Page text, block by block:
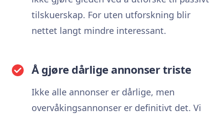
tilskuerskap. For uten utforskning blir
nettet langt mindre interessant.
Å gjøre dårlige annonser triste
Ikke alle annonser er dårlige, men
overvåkingsannonser er definitivt det. Vi